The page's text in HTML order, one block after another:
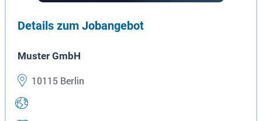
Details zum Jobangebot
Muster GmbH
10115 Berlin